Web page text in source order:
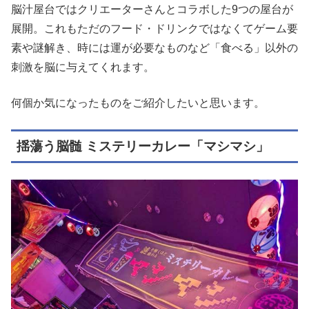
脳汁屋台ではクリエーターさんとコラボした9つの屋台が
展開。これもただのフード・ドリンクではなくてゲーム要
素や謎解き、時には運が必要なものなど「食べる」以外の
刺激を脳に与えてくれます。
何個か気になったものをご紹介したいと思います。
揺蕩う脳髄 ミステリーカレー「マシマシ」